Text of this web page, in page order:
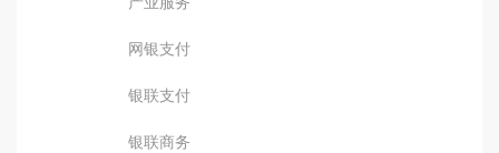
网银支付
银联支付
银联商务